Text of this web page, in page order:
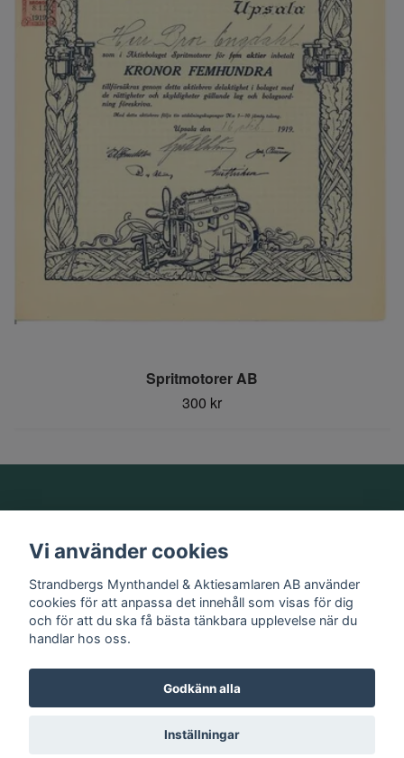
Spritmotorer AB
300 kr
Information
Sociala medier
© 2026 Strandbergs Mynthandel & Aktiesamlaren AB
Vi använder cookies
Strandbergs Mynthandel & Aktiesamlaren AB använder
cookies för att anpassa det innehåll som visas för dig
och för att du ska få bästa tänkbara upplevelse när du
handlar hos oss.
Godkänn alla
Inställningar